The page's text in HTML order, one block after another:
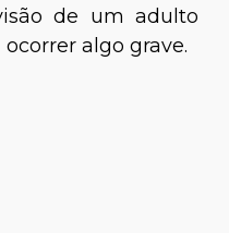
de um adulto
algo grave.